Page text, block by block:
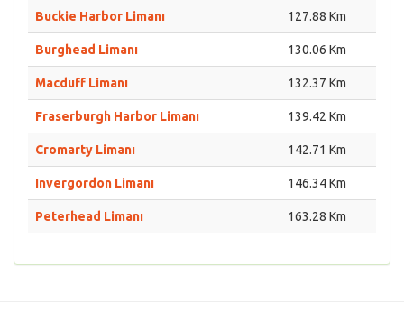
Buckie Harbor Limanı 127.88 Km
Burghead Limanı 130.06 Km
Macduff Limanı 132.37 Km
Fraserburgh Harbor Limanı 139.42 Km
Cromarty Limanı 142.71 Km
Invergordon Limanı 146.34 Km
Peterhead Limanı 163.28 Km